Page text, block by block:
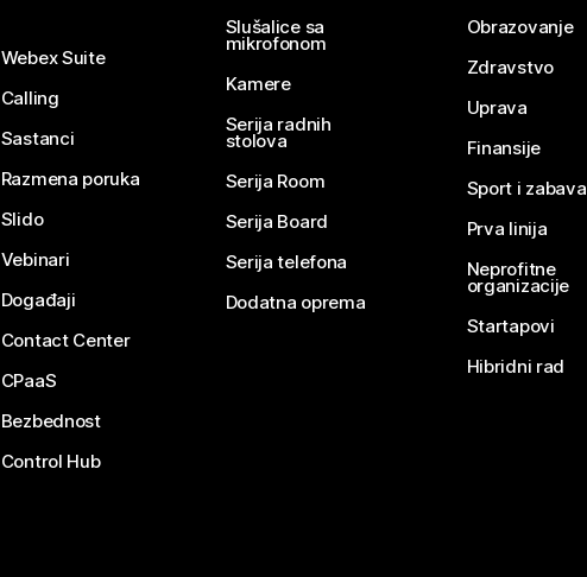
Webex Suite
Calling
Sastanci
Razmena poruka
Slido
Vebinari
Događaji
Contact Center
CPaaS
Bezbednost
Control Hub
Slušalice sa
mikrofonom
Kamere
Serija radnih
stolova
Serija Room
Serija Board
Serija telefona
Dodatna oprema
Obrazovanje
Zdravstvo
Uprava
Finansije
Sport i zabava
Prva linija
Neprofitne
organizacije
Startapovi
Hibridni rad